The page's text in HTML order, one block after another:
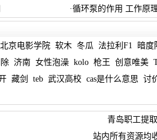
·循环泵的作用 工作原
北京电影学院 软木 冬瓜 法拉利F1
暗度
济南 女性泡澡 kolo 枪王 创意唯美
藏剑 teb 武汉高校 cas是什么意思 讨
青岛职工提
站内所有资源均